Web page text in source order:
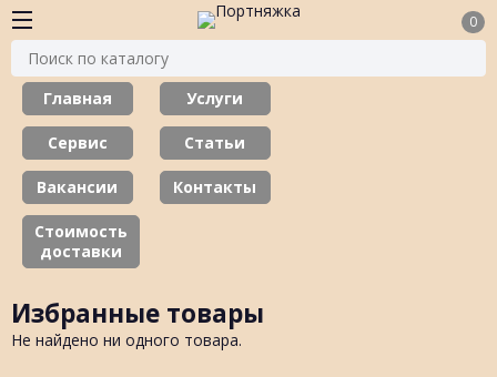
0
Главная Услуги
Сервис Статьи
Вакансии Контакты
Стоимость
доставки
Избранные товары
Не найдено ни одного товара.